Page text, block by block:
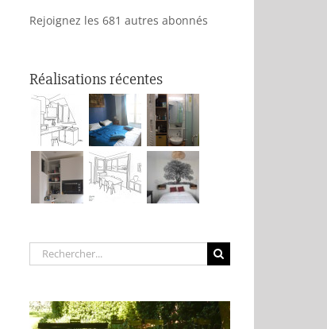
Rejoignez les 681 autres abonnés
Réalisations récentes
Rechercher: